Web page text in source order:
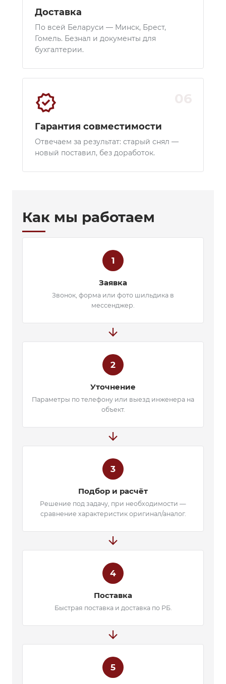
Доставка
По всей Беларуси — Минск, Брест,
Гомель. Безнал и документы для
бухгалтерии.
verified
Гарантия совместимости
Отвечаем за результат: старый снял —
новый поставил, без доработок.
Как мы работаем
1
Заявка
Звонок, форма или фото шильдика в
мессенджер.
arrow_forward
2
Уточнение
Параметры по телефону или выезд инженера на
объект.
arrow_forward
3
Подбор и расчёт
Решение под задачу, при необходимости —
сравнение характеристик оригинал/аналог.
arrow_forward
4
Поставка
Быстрая поставка и доставка по РБ.
arrow_forward
5